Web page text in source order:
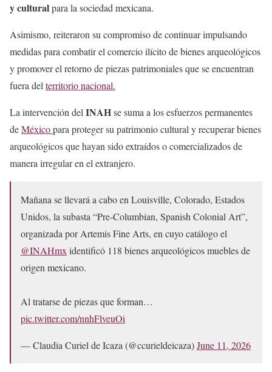
y culturalpara la sociedad mexicana.
Asimismo, reiteraron su compromiso de continuar impulsando
medidas para combatir el comercio ilícito de bienes arqueológicos
y promover el retorno de piezas patrimoniales que se encuentran
fuera delterritorio nacional.
La intervención delINAHse suma a los esfuerzos permanentes
deMéxicopara proteger su patrimonio cultural y recuperar bienes
arqueológicos que hayan sido extraídos o comercializados de
manera irregular en el extranjero.
Mañana se llevará a cabo en Louisville, Colorado, Estados
Unidos, la subasta “Pre-Columbian, Spanish Colonial Art”,
organizada por Artemis Fine Arts, en cuyo catálogo el
@INAHmxidentificó 118 bienes arqueológicos muebles de
origen mexicano.
Al tratarse de piezas que forman…
pic.twitter.com/nnhFlveuOi
— Claudia Curiel de Icaza (@ccurieldeicaza)June 11, 2026